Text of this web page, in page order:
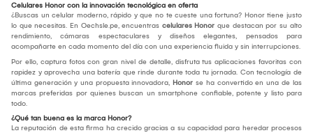
Celulares Honor con la innovación tecnológica en oferta
¿Buscas un celular moderno, rápido y que no te cueste una fortuna? Honor tiene justo
lo que necesitas. En Oechsle.pe, encuentras celulares Honor que destacan por su alto
rendimiento, cámaras espectaculares y diseños elegantes, pensados para
acompañarte en cada momento del día con una experiencia fluida y sin interrupciones.
Por ello, captura fotos con gran nivel de detalle, disfruta tus aplicaciones favoritas con
rapidez y aprovecha una batería que rinde durante toda tu jornada. Con tecnología de
última generación y una propuesta innovadora, Honor se ha convertido en una de las
marcas preferidas por quienes buscan un smartphone confiable, potente y listo para
todo.
¿Qué tan buena es la marca Honor?
La reputación de esta firma ha crecido gracias a su capacidad para heredar procesos